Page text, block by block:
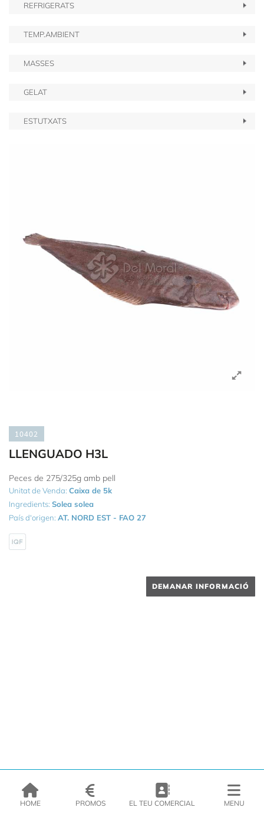
REFRIGERATS
TEMP.AMBIENT
MASSES
GELAT
ESTUTXATS
10402
LLENGUADO H3L
Peces de 275/325g amb pell
Unitat de Venda: Caixa de 5k
Ingredients: Solea solea
País d'origen: AT. NORD EST - FAO 27
DEMANAR INFORMACIÓ
HOME PROMOS EL TEU COMERCIAL MENU